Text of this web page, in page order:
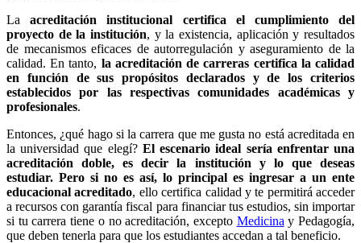
Laacreditación institucional certifica el cumplimiento del
proyecto de la institución, y la existencia, aplicación y resultados
de mecanismos eficaces de autorregulación y aseguramiento de la
calidad. En tanto, la acreditación de carreras certifica la calidad
en función de sus propósitos declarados y de los criterios
establecidos por las respectivas comunidades académicas y
profesionales.
Entonces, ¿qué hago si la carrera que me gusta no está acreditada en
la universidad que elegí? El escenario ideal sería enfrentar una
acreditación doble, es decir la institución y lo que deseas
estudiar. Pero si no es así, lo principal es ingresar a un ente
educacional acreditado, ello certifica calidad y te permitirá acceder
a recursos con garantía fiscal para financiar tus estudios, sin importar
si tu carrera tiene o no acreditación, excepto Medicina y Pedagogía,
que deben tenerla para que los estudiantes accedan a tal beneficio.